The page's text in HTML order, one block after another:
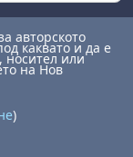
авторското
каквато и да е
носител или
на Нов
)